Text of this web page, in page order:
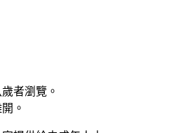
者瀏覽。
。